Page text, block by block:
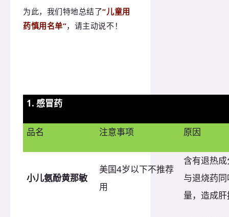
为此，我们特地总结了“儿童用
药慎用名单”，请主动说不！
1. 感冒药
品名 注意事项 原因
小儿氨酚黄那敏
美国4岁以下不推荐
用
含有退热成
与退烧药
量，造成